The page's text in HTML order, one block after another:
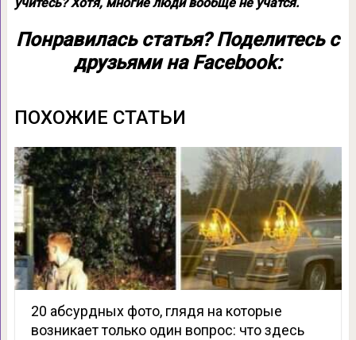
учитесь? Хотя, многие люди вообще не учатся.
Понравилась статья? Поделитесь с
друзьями на Facebook:
ПОХОЖИЕ СТАТЬИ
20 абсурдных фото, глядя на которые
возникает только один вопрос: что здесь